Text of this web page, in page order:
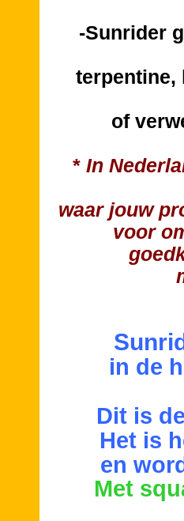
-Sunrider
terpentine,
of
*In
waar jouw
voor
in de
Dit is
Het is
en
Met